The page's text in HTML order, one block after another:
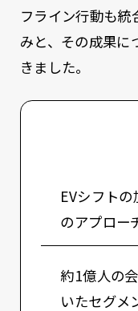
フライン行動も統
みと、その成果に
きました。
EVシフト
のアプロー
約1億人の
いたセグメ